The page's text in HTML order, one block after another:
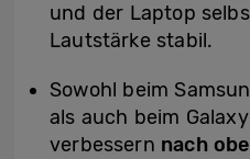
und der Laptop
Lautstärke stabil.
Sowohl beim
als auch beim
verbessern nach